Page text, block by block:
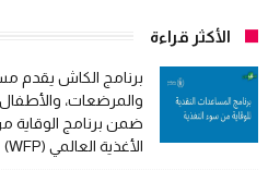
الأكثر قراءة
برنامج الكاش يقدم
والمرضعات،
ضمن برنامج الوقاية
الأغذية العالمي (WFP)